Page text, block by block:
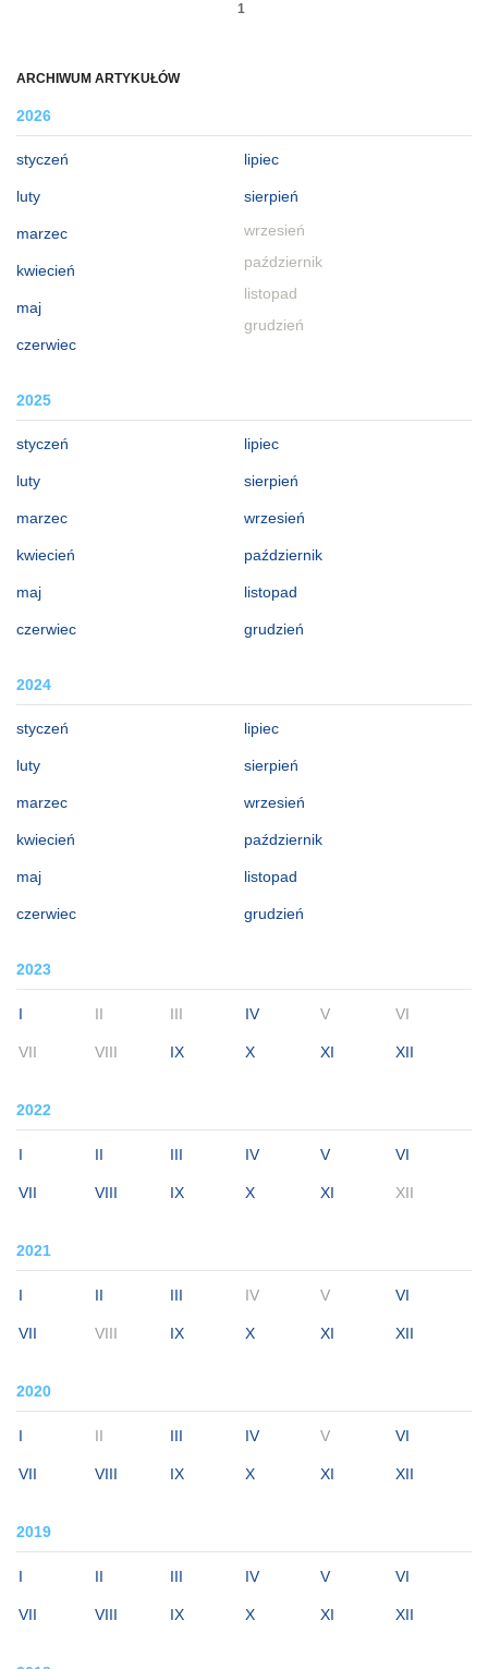
ARCHIWUM ARTYKUŁÓW
2026
styczeń
luty
marzec
kwiecień
maj
czerwiec
lipiec
sierpień
wrzesień
październik
listopad
grudzień
2025
styczeń
luty
marzec
kwiecień
maj
czerwiec
lipiec
sierpień
wrzesień
październik
listopad
grudzień
2024
styczeń
luty
marzec
kwiecień
maj
czerwiec
lipiec
sierpień
wrzesień
październik
listopad
grudzień
2023
I II III IV V VI
VII VIII IX X XI XII
2022
I II III IV V VI
VII VIII IX X XI XII
2021
I II III IV V VI
VII VIII IX X XI XII
2020
I II III IV V VI
VII VIII IX X XI XII
2019
I II III IV V VI
VII VIII IX X XI XII
1